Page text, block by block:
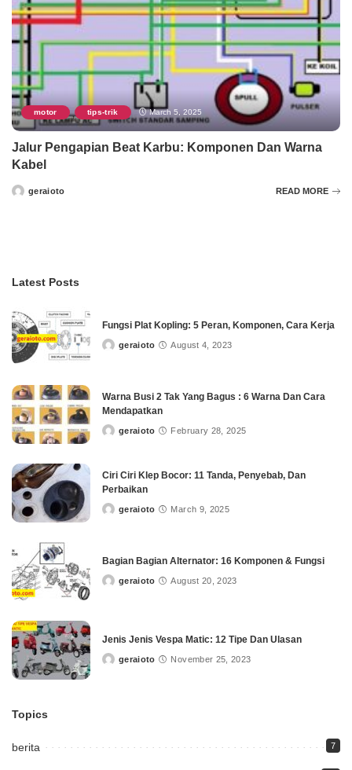
motor , tips-trik March 5, 2025
Jalur Pengapian Beat Karbu: Komponen Dan Warna
Kabel
Postedgeraioto READ MORE
Latest Posts
Fungsi Plat Kopling: 5 Peran, Komponen, Cara Kerja
Postedgeraioto August 4, 2023
Warna Busi 2 Tak Yang Bagus : 6 Warna Dan Cara
Mendapatkan
Postedgeraioto February 28, 2025
Ciri Ciri Klep Bocor: 11 Tanda, Penyebab, Dan
Perbaikan
Postedgeraioto March 9, 2025
Bagian Bagian Alternator: 16 Komponen & Fungsi
Postedgeraioto August 20, 2023
Jenis Jenis Vespa Matic: 12 Tipe Dan Ulasan
Postedgeraioto November 25, 2023
Topics
berita 7